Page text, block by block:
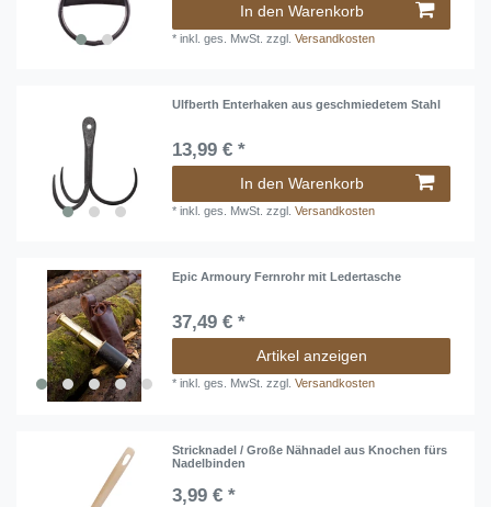
In den Warenkorb
*inkl. ges. MwSt. zzgl.Versandkosten
Ulfberth Enterhaken aus geschmiedetem Stahl
13,99 € *
In den Warenkorb
*inkl. ges. MwSt. zzgl.Versandkosten
Epic Armoury Fernrohr mit Ledertasche
37,49 € *
Artikel anzeigen
*inkl. ges. MwSt. zzgl.Versandkosten
Stricknadel / Große Nähnadel aus Knochen fürs
Nadelbinden
3,99 € *